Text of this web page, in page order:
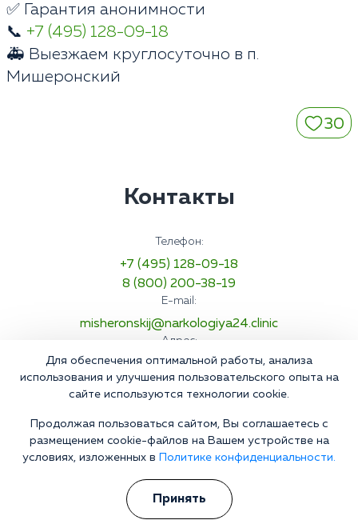
✅ Гарантия анонимности
📞 +7 (495) 128-09-18
🚑 Выезжаем круглосуточно в п.
Мишеронский
30
Контакты
Телефон:
+7 (495) 128-09-18
8 (800) 200-38-19
E-mail:
misheronskij@narkologiya24.clinic
Адрес:
Россия, Московская область, городской округ
Шатура, рабочий посёлок Мишеронский, улица
Урицкого, 20
Для обеспечения оптимальной работы, анализа
использования и улучшения пользовательского опыта на
сайте используются технологии cookie.
Продолжая пользоваться сайтом, Вы соглашаетесь с
размещением cookie-файлов на Вашем устройстве на
условиях, изложенных в
Политике конфиденциальности.
Принять